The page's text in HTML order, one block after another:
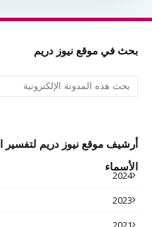
بحث في موقع نيوز دريم
أرشيف موقع نيوز دريم لتفسير
الأسماء
2024
2023